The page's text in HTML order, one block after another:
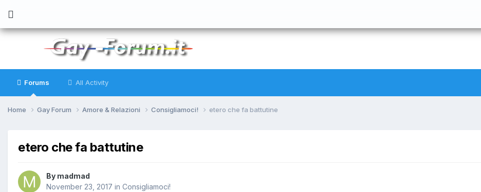
Forums All Activity
Home Gay Forum Amore & Relazioni Consigliamoci! etero che fa battutine
etero che fa battutine
By madmad
November 23, 2017 in Consigliamoci!